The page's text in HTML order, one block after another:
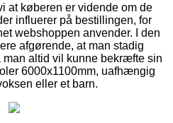
at køberen er vidende om de
influerer på bestillingen, for
webshoppen anvender. I den
afgørende, at man stadig
man altid vil kunne bekræfte sin
6000x1100mm, uafhængig
eller et barn.